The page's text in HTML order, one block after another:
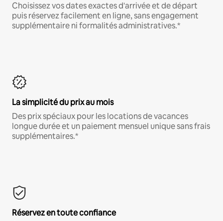
Choisissez vos dates exactes d'arrivée et de départ
puis réservez facilement en ligne, sans engagement
supplémentaire ni formalités administratives.*
La simplicité du prix au mois
Des prix spéciaux pour les locations de vacances
longue durée et un paiement mensuel unique sans frais
supplémentaires.*
Réservez en toute confiance